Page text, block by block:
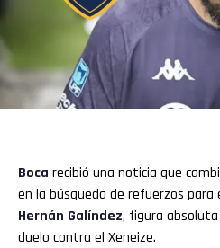
Boca recibió una noticia que
en la búsqueda de refuerzos
Hernán Galíndez, figura
duelo contra el Xeneize.